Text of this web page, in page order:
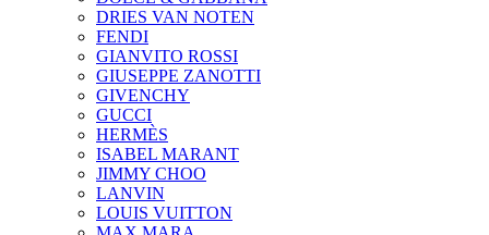
DRIES VAN NOTEN
FENDI
GIANVITO ROSSI
GIUSEPPE ZANOTTI
GIVENCHY
GUCCI
HERMÈS
ISABEL MARANT
JIMMY CHOO
LANVIN
LOUIS VUITTON